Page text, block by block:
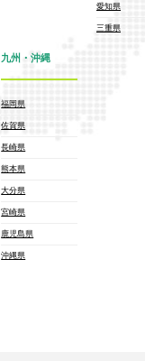
愛知県
三重県
九州・沖縄
福岡県
佐賀県
長崎県
熊本県
大分県
宮崎県
鹿児島県
沖縄県